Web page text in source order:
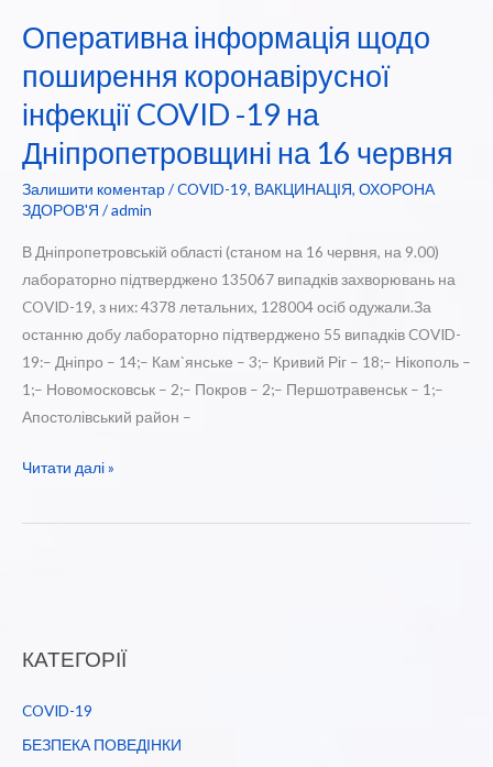
Оперативна інформація щодо
поширення коронавірусної
інфекції COVID -19 на
Дніпропетровщині на 16 червня
Залишити коментар/COVID-19, ВАКЦИНАЦІЯ, ОХОРОНА
ЗДОРОВ'Я /admin
В Дніпропетровській області (станом на 16 червня, на 9.00)
лабораторно підтверджено 135067 випадків захворювань на
COVID-19, з них: 4378 летальних, 128004 осіб одужали.За
останню добу лабораторно підтверджено 55 випадків COVID-
19:– Дніпро – 14;– Кам`янське – 3;– Кривий Ріг – 18;– Нікополь –
1;– Новомосковськ – 2;– Покров – 2;– Першотравенськ – 1;–
Апостолівський район –
Оперативна
щодо
-19
Дніпропетровщині
на
Читати далі »
КАТЕГОРІЇ
COVID-19
БЕЗПЕКА ПОВЕДІНКИ